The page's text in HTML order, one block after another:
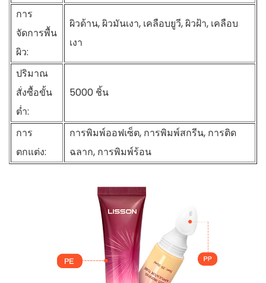
การ
จัดการพื้น
ผิว:
ผิวด้าน, ผิวมันเงา, เคลือบยูวี, ผิวฝ้า, เคลือบ
เงา
ปริมาณ
สั่งซื้อขั้น
ต่ำ:
5000 ชิ้น
การ
ตกแต่ง:
การพิมพ์ออฟเซ็ต, การพิมพ์สกรีน, การติด
ฉลาก, การพิมพ์ร้อน